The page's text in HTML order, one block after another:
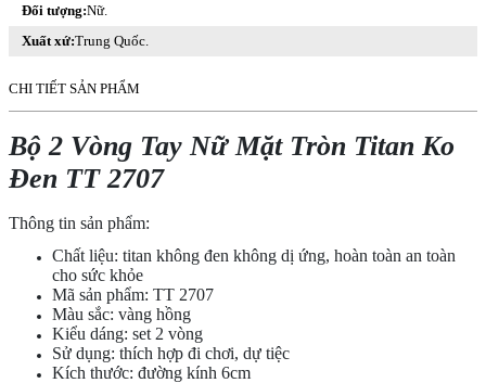
lượng
Đối tượng:Nữ.
Xuất xứ:Trung Quốc.
CHI TIẾT SẢN PHẨM
Bộ 2 Vòng Tay Nữ Mặt Tròn Titan Ko
Đen TT 2707
Thông tin sản phẩm:
Chất liệu: titan không đen không dị ứng, hoàn toàn an toàn
cho sức khỏe
Mã sản phẩm: TT 2707
Màu sắc: vàng hồng
Kiểu dáng: set 2 vòng
Sử dụng: thích hợp đi chơi, dự tiệc
Kích thước: đường kính 6cm